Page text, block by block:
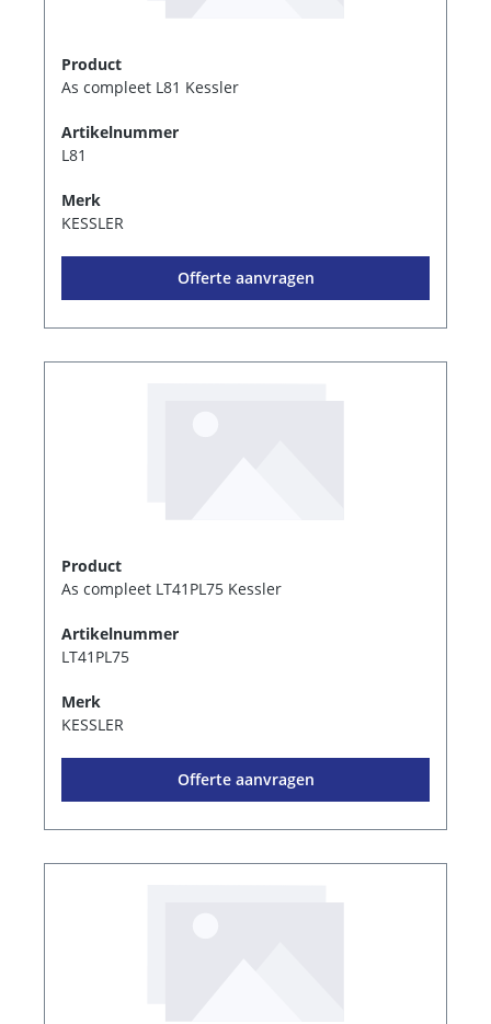
Product
As compleet L81 Kessler
Artikelnummer
L81
Merk
KESSLER
Offerte aanvragen
Product
As compleet LT41PL75 Kessler
Artikelnummer
LT41PL75
Merk
KESSLER
Offerte aanvragen